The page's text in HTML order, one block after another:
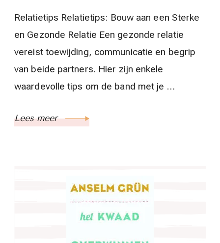
Relatietips Relatietips: Bouw aan een Sterke
en Gezonde Relatie Een gezonde relatie
vereist toewijding, communicatie en begrip
van beide partners. Hier zijn enkele
waardevolle tips om de band met je …
Lees meer